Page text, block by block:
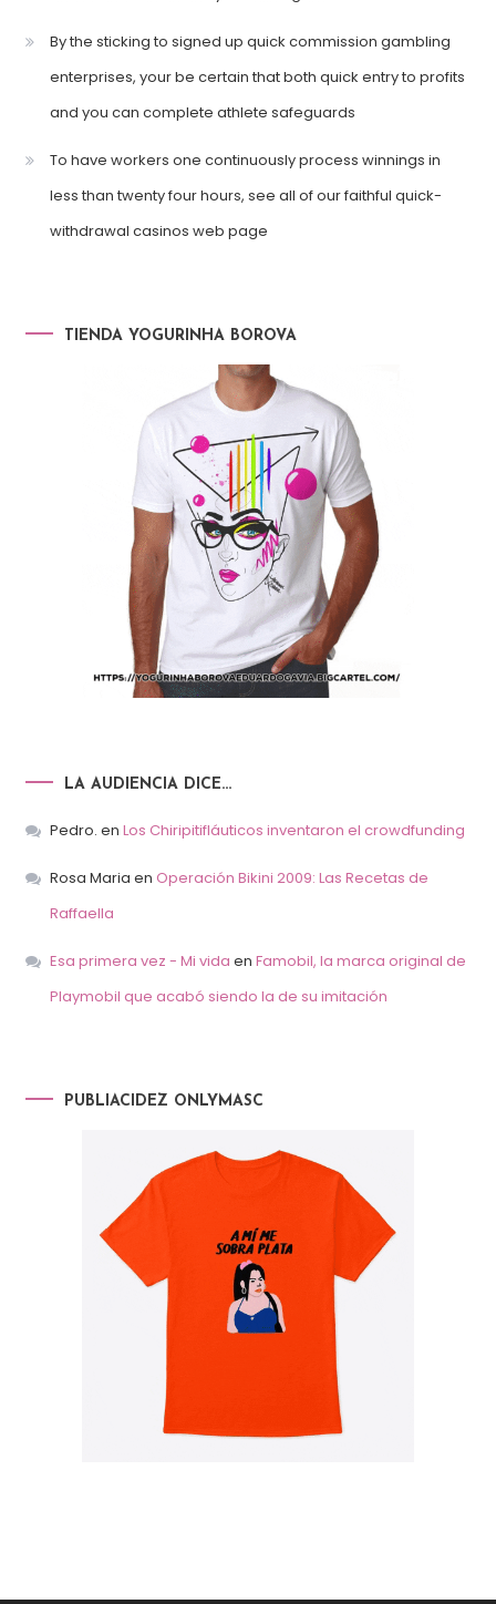
By the sticking to signed up quick commission gambling
enterprises, your be certain that both quick entry to profits
and you can complete athlete safeguards
To have workers one continuously process winnings in
less than twenty four hours, see all of our faithful quick-
withdrawal casinos web page
TIENDA YOGURINHA BOROVA
LA AUDIENCIA DICE…
Pedro. en Los Chiripitifláuticos inventaron el crowdfunding
Rosa Maria en Operación Bikini 2009: Las Recetas de
Raffaella
Esa primera vez - Mi vida en Famobil, la marca original de
Playmobil que acabó siendo la de su imitación
PUBLIACIDEZ ONLYMASC